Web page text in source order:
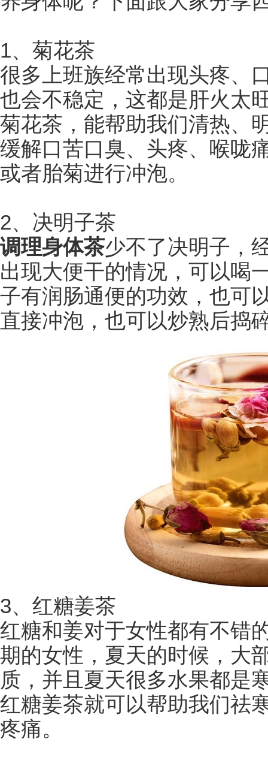
1、菊花茶
很多上班族经常出现头疼、
也会不稳定，这都是肝火太
菊花茶，能帮助我们清热、
缓解口苦口臭、头疼、喉咙
或者胎菊进行冲泡。
2、决明子茶
调理身体茶少不了决明子，
出现大便干的情况，可以喝
子有润肠通便的功效，也可
直接冲泡，也可以炒熟后捣
3、红糖姜茶
红糖和姜对于女性都有不错
期的女性，夏天的时候，大
质，并且夏天很多水果都是
红糖姜茶就可以帮助我们祛
疼痛。